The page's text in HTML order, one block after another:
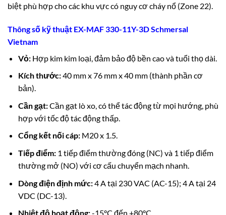
biệt phù hợp cho các khu vực có nguy cơ cháy nổ (Zone 22).
Thông số kỹ thuật EX-MAF 330-11Y-3D Schmersal
Vietnam
Vỏ:Hợp kim kim loại, đảm bảo độ bền cao và tuổi thọ dài.
Kích thước:40 mm x 76 mm x 40 mm (thành phần cơ
bản).
Cần gạt:Cần gạt lò xo, có thể tác động từ mọi hướng, phù
hợp với tốc độ tác động thấp.
Cổng kết nối cáp:M20 x 1.5.
Tiếp điểm:1 tiếp điểm thường đóng (NC) và 1 tiếp điểm
thường mở (NO) với cơ cấu chuyển mạch nhanh.
Dòng điện định mức:4 A tại 230 VAC (AC-15); 4 A tại 24
VDC (DC-13).
Nhiệt độ hoạt động:-15°C đến +80°C.